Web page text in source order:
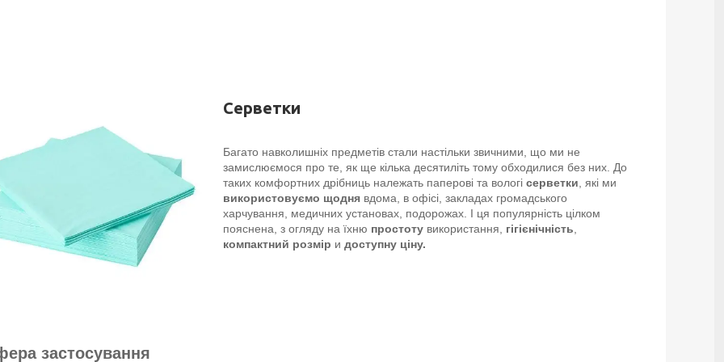
Серветки
Багато навколишніх предметів стали настільки звичними, що ми не
замислюємося про те, як ще кілька десятиліть тому обходилися без них. До
таких комфортних дрібниць належать паперові та вологі серветки, які ми
використовуємо щодня вдома, в офісі, закладах громадського
харчування, медичних установах, подорожах. І ця популярність цілком
пояснена, з огляду на їхню простоту використання, гігієнічність,
компактний розмір и доступну ціну.
застосування